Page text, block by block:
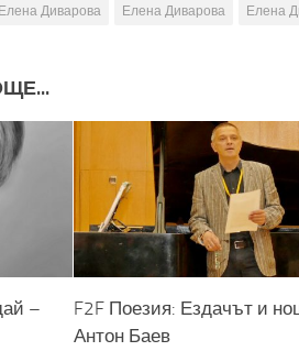
Диварова Елена Диварова Елена
–
F2F Поезия: Ездачът и
Антон Баев